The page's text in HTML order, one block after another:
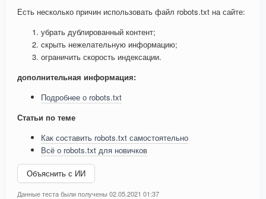
Есть несколько причин использовать файл robots.txt на сайте:
убрать дублированный контент;
скрыть нежелательную информацию;
ограничить скорость индексации.
дополнительная информация:
Подробнее о robots.txt
Статьи по теме
Как составить robots.txt самостоятельно
Всё о robots.txt для новичков
Объяснить с ИИ
Данные теста были получены 02.05.2021 01:37